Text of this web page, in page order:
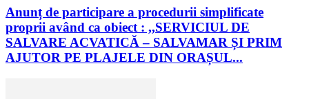
Anunț de participare a procedurii simplificate
proprii având ca obiect : ,,SERVICIUL DE
SALVARE ACVATICĂ – SALVAMAR ȘI PRIM
AJUTOR PE PLAJELE DIN ORAȘUL...